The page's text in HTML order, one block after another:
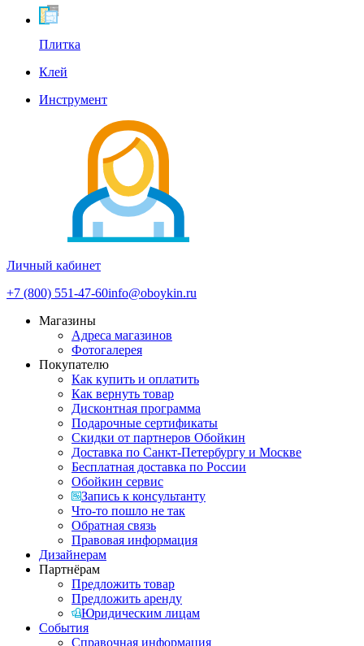
Плитка
Клей
Инструмент
Личный кабинет
+7 (800) 551-47-60info@oboykin.ru
Магазины
Адреса магазинов
Фотогалерея
Покупателю
Как купить и оплатить
Как вернуть товар
Дисконтная программа
Подарочные сертификаты
Скидки от партнеров Обойкин
Доставка по Санкт-Петербургу и Москве
Бесплатная доставка по России
Обойкин сервис
Запись к консультанту
Что-то пошло не так
Обратная связь
Правовая информация
Дизайнерам
Партнёрам
Предложить товар
Предложить аренду
Юридическим лицам
События
Справочная информация